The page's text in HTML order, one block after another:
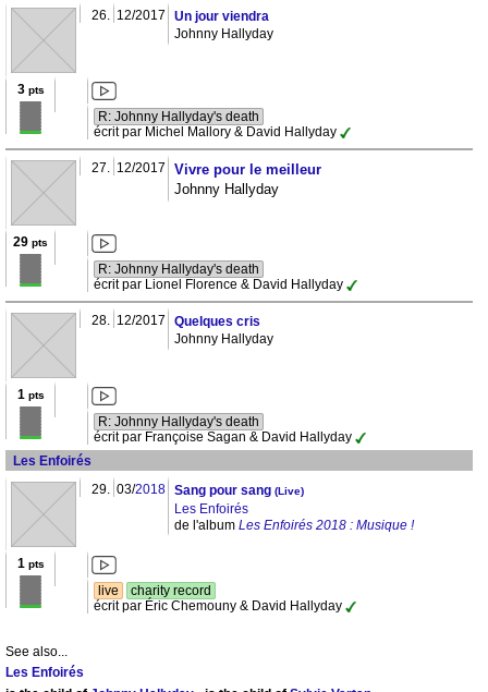
26. 12/2017
Un jour viendra
Johnny Hallyday
3pts
R: Johnny Hallyday's death
écrit par Michel Mallory & David Hallyday
27. 12/2017
Vivre pour le meilleur
Johnny Hallyday
29 pts
R: Johnny Hallyday's death
écrit par Lionel Florence & David Hallyday
28. 12/2017
Quelques cris
Johnny Hallyday
1 pts
R: Johnny Hallyday's death
écrit par Françoise Sagan & David Hallyday
Les Enfoirés
29. 03/2018 Sang pour sang (Live)
Les Enfoirés
de l'album Les Enfoirés 2018 : Musique !
1 pts
live
charity record
écrit par Éric Chemouny & David Hallyday
See also...
Les Enfoirés